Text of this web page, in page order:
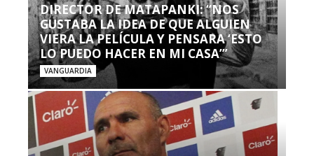
DIRECTOR DE MATAPANKI: “NOS
GUSTABA LA IDEA DE QUE ALGUIEN
VIERA LA PELÍCULA Y PENSARA ‘ESTO
LO PUEDO HACER EN MI CASA’”
VANGUARDIA